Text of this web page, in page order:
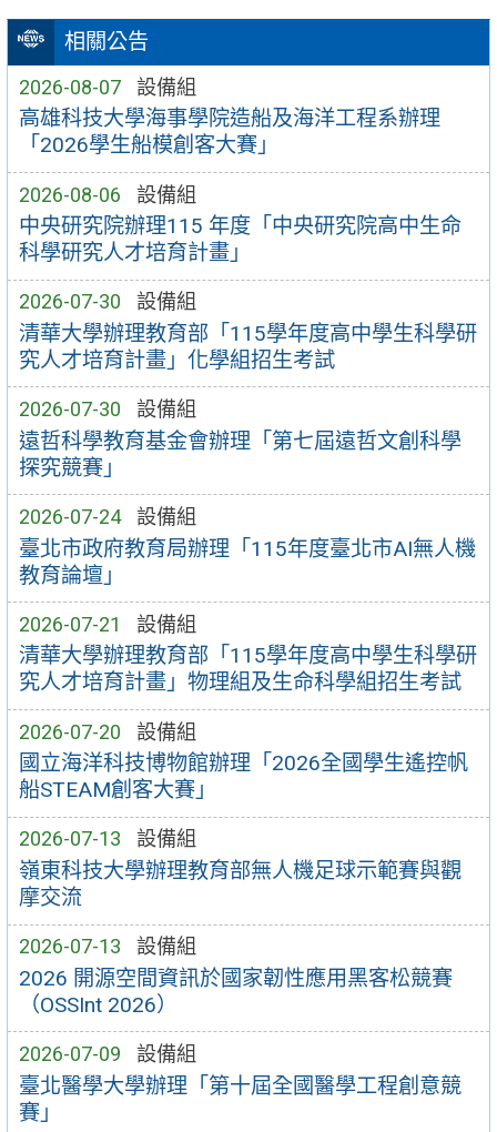
相關公告
2026-08-07 設備組
高雄科技大學海事學院造船及海洋工程系辦理
「2026學生船模創客大賽」
2026-08-06 設備組
中央研究院辦理115 年度「中央研究院高中生命
科學研究人才培育計畫」
2026-07-30 設備組
清華大學辦理教育部「115學年度高中學生科學研
究人才培育計畫」化學組招生考試
2026-07-30 設備組
遠哲科學教育基金會辦理「第七屆遠哲文創科學
探究競賽」
2026-07-24 設備組
臺北市政府教育局辦理「115年度臺北市AI無人機
教育論壇」
2026-07-21 設備組
清華大學辦理教育部「115學年度高中學生科學研
究人才培育計畫」物理組及生命科學組招生考試
2026-07-20 設備組
國立海洋科技博物館辦理「2026全國學生遙控帆
船STEAM創客大賽」
2026-07-13 設備組
嶺東科技大學辦理教育部無人機足球示範賽與觀
摩交流
2026-07-13 設備組
2026 開源空間資訊於國家韌性應用黑客松競賽
（OSSInt 2026）
2026-07-09 設備組
臺北醫學大學辦理「第十屆全國醫學工程創意競
賽」